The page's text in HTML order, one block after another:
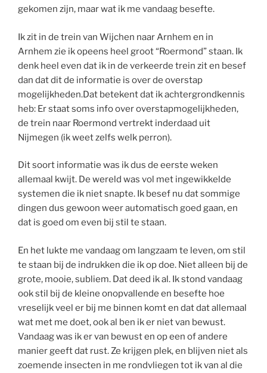
gekomen zijn, maar wat ik me vandaag besefte.
Ik zit in de trein van Wijchen naar Arnhem en in
Arnhem zie ik opeens heel groot “Roermond” staan. Ik
denk heel even dat ik in de verkeerde trein zit en besef
dan dat dit de informatie is over de overstap
mogelijkheden.Dat betekent dat ik achtergrondkennis
heb: Er staat soms info over overstapmogelijkheden,
de trein naar Roermond vertrekt inderdaad uit
Nijmegen (ik weet zelfs welk perron).
Dit soort informatie was ik dus de eerste weken
allemaal kwijt. De wereld was vol met ingewikkelde
systemen die ik niet snapte. Ik besef nu dat sommige
dingen dus gewoon weer automatisch goed gaan, en
dat is goed om even bij stil te staan.
En het lukte me vandaag om langzaam te leven, om stil
te staan bij de indrukken die ik op doe. Niet alleen bij de
grote, mooie, subliem. Dat deed ik al. Ik stond vandaag
ook stil bij de kleine onopvallende en besefte hoe
vreselijk veel er bij me binnen komt en dat dat allemaal
wat met me doet, ook al ben ik er niet van bewust.
Vandaag was ik er van bewust en op een of andere
manier geeft dat rust. Ze krijgen plek, en blijven niet als
zoemende insecten in me rondvliegen tot ik van al die